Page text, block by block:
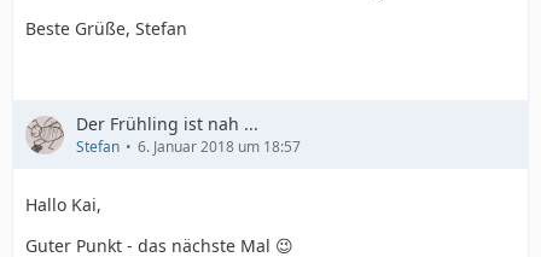
Beste Grüße, Stefan
Der Frühling ist nah ...
Stefan 6. Januar 2018 um 18:57
Hallo Kai,
Guter Punkt - das nächste Mal 😉